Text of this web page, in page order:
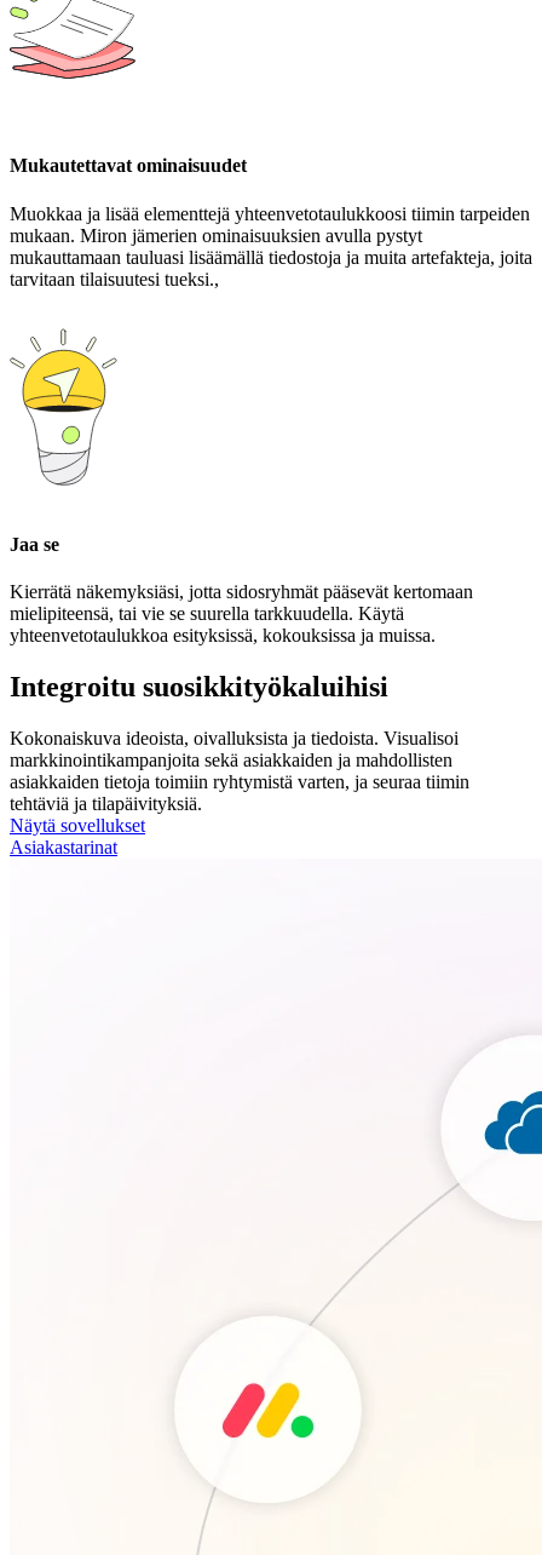
Mukautettavat ominaisuudet
Muokkaa ja lisää elementtejä yhteenvetotaulukkoosi tiimin tarpeiden
mukaan. Miron jämerien ominaisuuksien avulla pystyt
mukauttamaan tauluasi lisäämällä tiedostoja ja muita artefakteja, joita
tarvitaan tilaisuutesi tueksi.,
Jaa se
Kierrätä näkemyksiäsi, jotta sidosryhmät pääsevät kertomaan
mielipiteensä, tai vie se suurella tarkkuudella. Käytä
yhteenvetotaulukkoa esityksissä, kokouksissa ja muissa.
Integroitu suosikkityökaluihisi
Kokonaiskuva ideoista, oivalluksista ja tiedoista. Visualisoi
markkinointikampanjoita sekä asiakkaiden ja mahdollisten
asiakkaiden tietoja toimiin ryhtymistä varten, ja seuraa tiimin
tehtäviä ja tilapäivityksiä.
Näytä sovellukset
Asiakastarinat